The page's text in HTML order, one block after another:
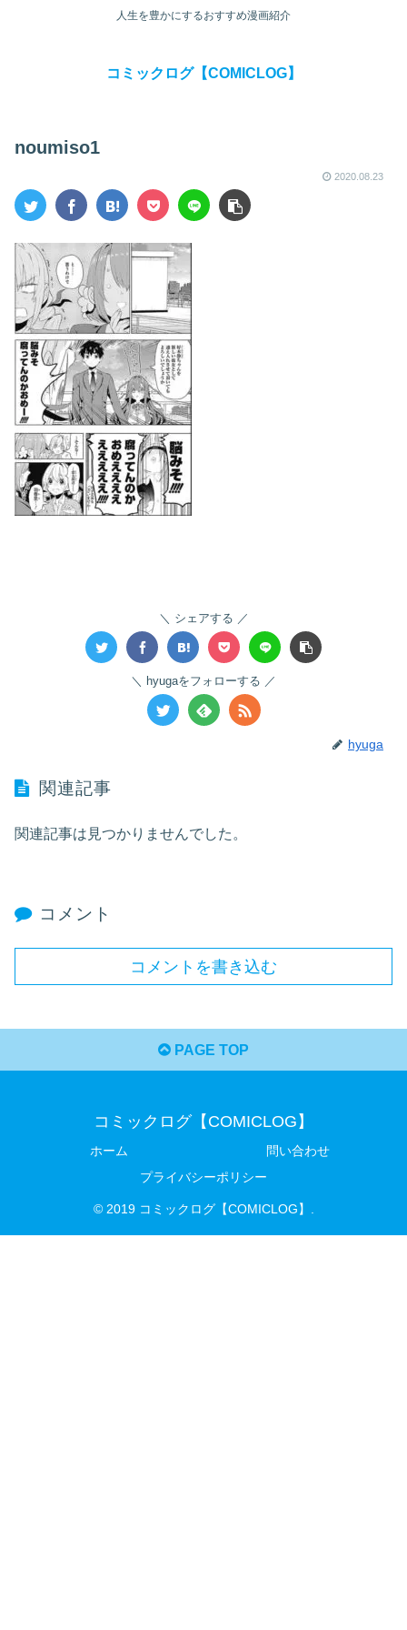
人生を豊かにするおすすめ漫画紹介
コミックログ【COMICLOG】
noumiso1
2020.08.23
シェアする
hyugaをフォローする
hyuga
関連記事
関連記事は見つかりませんでした。
コメント
コメントを書き込む
PAGE TOP
コミックログ【COMICLOG】
ホーム
問い合わせ
プライバシーポリシー
© 2019 コミックログ【COMICLOG】.